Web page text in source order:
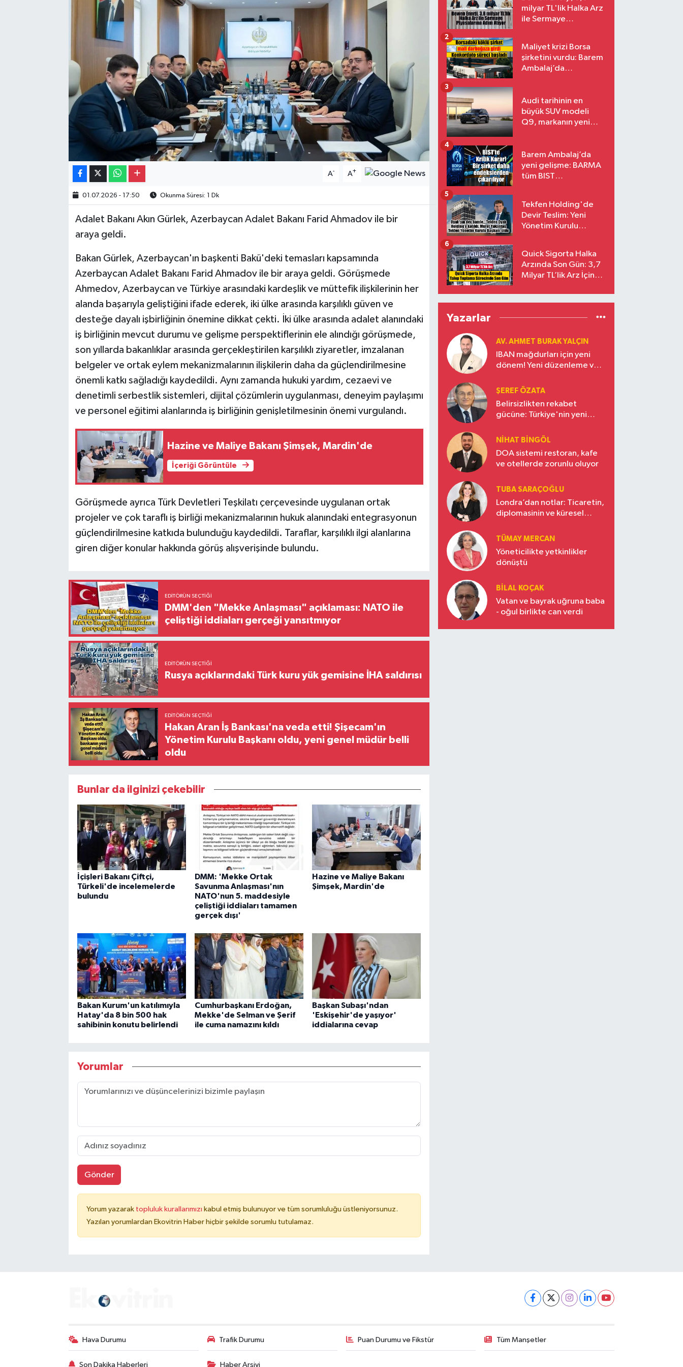
A- A+
01.07.2026 - 17:50 Okunma Süresi: 1 Dk
Adalet Bakanı Akın Gürlek, Azerbaycan Adalet Bakanı Farid Ahmadov ile bir
araya geldi.
Bakan Gürlek, Azerbaycan'ın başkenti Bakü'deki temasları kapsamında
Azerbaycan Adalet Bakanı Farid Ahmadov ile bir araya geldi. Görüşmede
Ahmedov, Azerbaycan ve Türkiye arasındaki kardeşlik ve müttefik ilişkilerinin her
alanda başarıyla geliştiğini ifade ederek, iki ülke arasında karşılıklı güven ve
desteğe dayalı işbirliğinin önemine dikkat çekti. İki ülke arasında adalet alanındaki
iş birliğinin mevcut durumu ve gelişme perspektiflerinin ele alındığı görüşmede,
son yıllarda bakanlıklar arasında gerçekleştirilen karşılıklı ziyaretler, imzalanan
belgeler ve ortak eylem mekanizmalarının ilişkilerin daha da güçlendirilmesine
önemli katkı sağladığı kaydedildi. Aynı zamanda hukuki yardım, cezaevi ve
denetimli serbestlik sistemleri, dijital çözümlerin uygulanması, deneyim paylaşımı
ve personel eğitimi alanlarında iş birliğinin genişletilmesinin önemi vurgulandı.
Hazine ve Maliye Bakanı Şimşek, Mardin'de
İçeriği Görüntüle
Görüşmede ayrıca Türk Devletleri Teşkilatı çerçevesinde uygulanan ortak
projeler ve çok taraflı iş birliği mekanizmalarının hukuk alanındaki entegrasyonun
güçlendirilmesine katkıda bulunduğu kaydedildi. Taraflar, karşılıklı ilgi alanlarına
giren diğer konular hakkında görüş alışverişinde bulundu.
EDITÖRÜN SEÇTIĞI
DMM'den "Mekke Anlaşması" açıklaması: NATO ile
çeliştiği iddiaları gerçeği yansıtmıyor
EDITÖRÜN SEÇTIĞI
Rusya açıklarındaki Türk kuru yük gemisine İHA saldırısı
EDITÖRÜN SEÇTIĞI
Hakan Aran İş Bankası'na veda etti! Şişecam'ın
Yönetim Kurulu Başkanı oldu, yeni genel müdür belli
oldu
Bunlar da ilginizi çekebilir
İçişleri Bakanı Çiftçi,
Türkeli'de incelemelerde
bulundu
DMM: 'Mekke Ortak
Savunma Anlaşması'nın
NATO'nun 5. maddesiyle
çeliştiği iddiaları tamamen
gerçek dışı'
Hazine ve Maliye Bakanı
Şimşek, Mardin'de
Bakan Kurum'un katılımıyla
Hatay'da 8 bin 500 hak
sahibinin konutu belirlendi
Cumhurbaşkanı Erdoğan,
Mekke'de Selman ve Şerif
ile cuma namazını kıldı
Başkan Subaşı'ndan
'Eskişehir'de yaşıyor'
iddialarına cevap
Yorumlar
Gönder
Yorum yazarak topluluk kurallarımızı kabul etmiş bulunuyor ve tüm sorumluluğu üstleniyorsunuz.
Yazılan yorumlardan Ekovitrin Haber hiçbir şekilde sorumlu tutulamaz.
milyar TL'lik Halka Arz
ile Sermaye
Maliyet krizi Borsa
şirketini vurdu: Barem
Ambalaj’da
2
Audi tarihinin en
büyük SUV modeli
Q9, markanın yeni
3
Barem Ambalaj’da
yeni gelişme: BARMA
tüm BIST
4
Tekfen Holding'de
Devir Teslim: Yeni
Yönetim Kurulu
5
Quick Sigorta Halka
Arzında Son Gün: 3,7
Milyar TL’lik Arz İçin
Eriyor
6
Yazarlar
AV. AHMET BURAK YALÇIN
IBAN mağdurları için yeni
dönem! Yeni düzenleme ve
ŞEREF ÖZATA
Belirsizlikten rekabet
gücüne: Türkiye'nin yeni
NIHAT BINGÖL
DOA sistemi restoran, kafe
ve otellerde zorunlu oluyor
TUBA SARAÇOĞLU
Londra’dan notlar: Ticaretin,
diplomasinin ve küresel
Türkiye’nin yükselen gücü
TÜMAY MERCAN
Yöneticilikte yetkinlikler
dönüştü
BILAL KOÇAK
Vatan ve bayrak uğruna baba
- oğul birlikte can verdi
Hava Durumu Trafik Durumu Puan Durumu ve Fikstür Tüm Manşetler
Son Dakika Haberleri Haber Arşivi